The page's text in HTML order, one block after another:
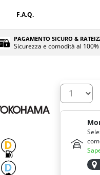
F.A.Q.
PAGAMENTO SICURO &
Sicurezza e comodità al 100%
D
D
Quantità